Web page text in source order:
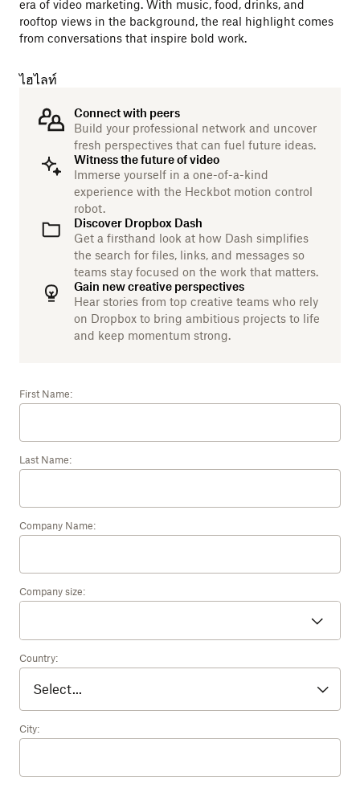
era of video marketing. With music, food, drinks, and
rooftop views in the background, the real highlight comes
from conversations that inspire bold work.
First Name:
Last Name:
Company Name:
Company size:
Country:
City:
ไฮไลท์
Connect with peers
Build your professional network and uncover
fresh perspectives that can fuel future ideas.
Witness the future of video
Immerse yourself in a one-of-a-kind
experience with the Heckbot motion control
robot.
Discover Dropbox Dash
Get a firsthand look at how Dash simplifies
the search for files, links, and messages so
teams stay focused on the work that matters.
Gain new creative perspectives
Hear stories from top creative teams who rely
on Dropbox to bring ambitious projects to life
and keep momentum strong.